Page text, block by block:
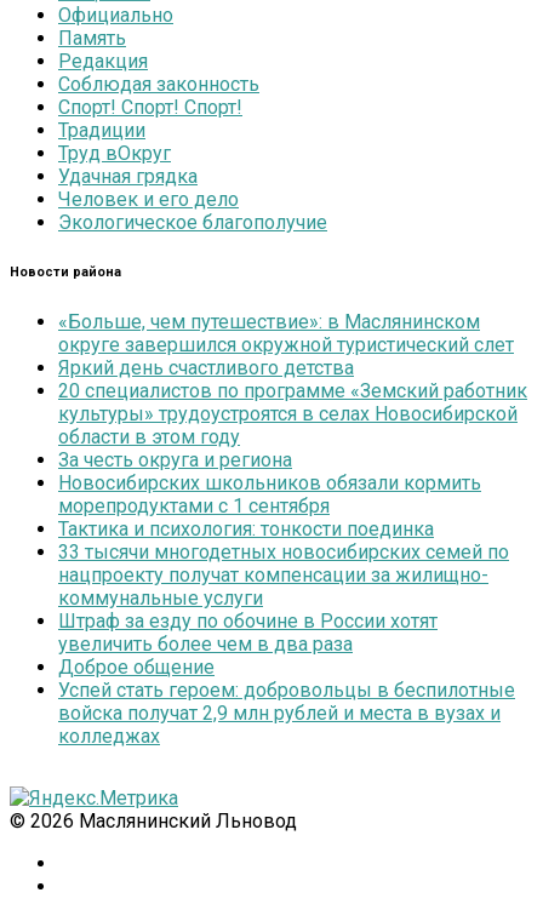
Официально
Память
Редакция
Соблюдая законность
Спорт! Спорт! Спорт!
Традиции
Труд вОкруг
Удачная грядка
Человек и его дело
Экологическое благополучие
Новости района
«Больше, чем путешествие»: в Маслянинском
округе завершился окружной туристический слет
Яркий день счастливого детства
20 специалистов по программе «Земский работник
культуры» трудоустроятся в селах Новосибирской
области в этом году
За честь округа и региона
Новосибирских школьников обязали кормить
морепродуктами с 1 сентября
Тактика и психология: тонкости поединка
33 тысячи многодетных новосибирских семей по
нацпроекту получат компенсации за жилищно-
коммунальные услуги
Штраф за езду по обочине в России хотят
увеличить более чем в два раза
Доброе общение
Успей стать героем: добровольцы в беспилотные
войска получат 2,9 млн рублей и места в вузах и
колледжах
© 2026 Маслянинский Льновод